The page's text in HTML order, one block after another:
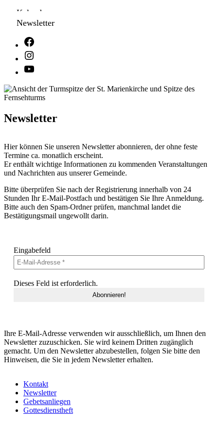
Kalender
Newsletter
Newsletter
Hier können Sie unseren Newsletter abonnieren, der ohne feste
Termine ca. monatlich erscheint.
Er enthält wichtige Informationen zu kommenden Veranstaltungen
und Nachrichten aus unserer Gemeinde.
Bitte überprüfen Sie nach der Registrierung innerhalb von 24
Stunden Ihr E-Mail-Postfach und bestätigen Sie Ihre Anmeldung.
Bitte auch den Spam-Ordner prüfen, manchmal landet die
Bestätigungsmail ungewollt darin.
Eingabefeld
Dieses Feld ist erforderlich.
Ihre E-Mail-Adresse verwenden wir ausschließlich, um Ihnen den
Newsletter zuzuschicken. Sie wird keinem Dritten zugänglich
gemacht. Um den Newsletter abzubestellen, folgen Sie bitte den
Hinweisen, die Sie in jedem Newsletter erhalten.
Kontakt
Newsletter
Gebetsanliegen
Gottesdienstheft